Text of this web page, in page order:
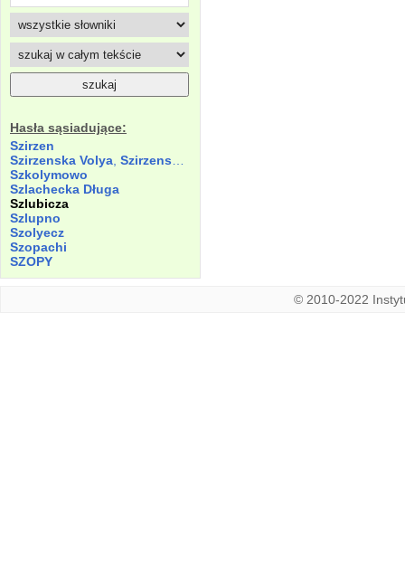
Hasła sąsiadujące:
Szirzen
Szirzenska Volya Szirzenska Wolicza
Szkolymowo
Szlachecka Długa
Szlubicza
Szlupno
Szolyecz
Szopachi
SZOPY
© 2010-2022